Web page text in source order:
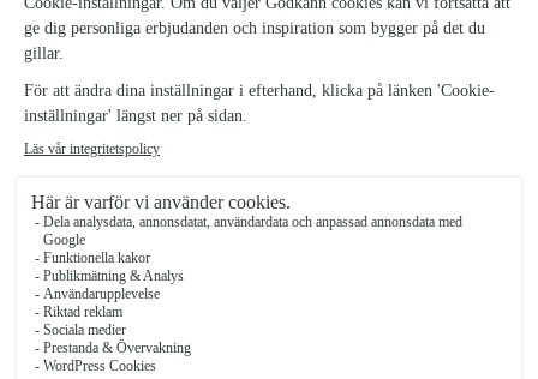
Upplands Väsby
★★★★★4.2 (51)
Centralvägen 10
Se butiken
Interflora Täby C Blommor